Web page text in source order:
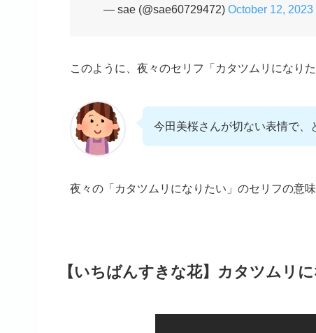
— sae (@sae60729472) October 12, 2023
このように、夜々のセリフ「カタツムリになり
今田美桜さんが切ない表情で、
夜々の「カタツムリになりたい」のセリフの意
【いちばんすきな花】カタツムリ